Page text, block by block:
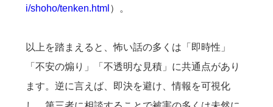
i/shoho/tenken.html ）。
以上を踏まえると、怖い話の多くは「即時性」
「不安の煽り」「不透明な見積」に共通点があり
ます。逆に言えば、即決を避け、情報を可視化